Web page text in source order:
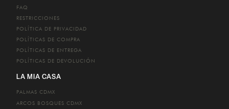
FAQ
RESTRICCIONES
POLÍTICA DE PRIVACIDAD
POLÍTICAS DE COMPRA
POLÍTICAS DE ENTREGA
POLÍTICAS DE DEVOLUCIÓN
LA MIA CASA
PALMAS CDMX
ARCOS BOSQUES CDMX